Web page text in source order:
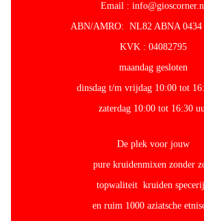
Email :
ABN/AMRO: NL82 ABNA 0434
KVK : 04082795
maandag gesloten
dinsdag t/m vrijdag 10:00 tot
zaterdag 10:00 tot 16:30
De plek voor jouw
pure kruidenmixen zonder
topwaliteit kruiden
en ruim 1000 aziatsche